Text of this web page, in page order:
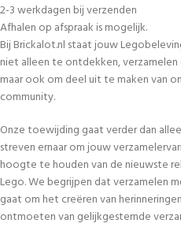
2-3 werkdagen bij verzenden
Afhalen op afspraak is mogelijk.
Bij Brickalot.nl staat jouw
niet alleen te ontdekken,
maar ook om deel uit te maken van
community.
Onze toewijding gaat verder dan
streven ernaar om jouw
hoogte te houden van de nieuwste
Lego. We begrijpen dat verzamelen
gaat om het creëren van
ontmoeten van gelijkgestemde